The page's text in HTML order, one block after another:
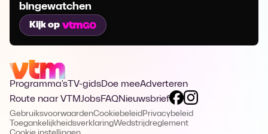
bingewatchen
Kijk op
Programma's TV-gidsDoe meeAdverteren
Route naar VTMJobsFAQNieuwsbrief
GebruiksvoorwaardenCookiebeleid Privacybeleid
ToegankelijkheidsverklaringWedstrijdreglement